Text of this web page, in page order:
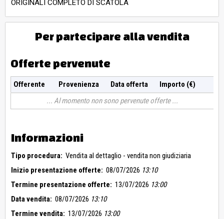
ORIGINALI COMPLETO DI SCATOLA
Per partecipare alla vendita
Offerte pervenute
Offerente Provenienza Data offerta
Importo (€)
Al momento non sono pervenute offerte
Informazioni
Tipo procedura: Vendita al dettaglio - vendita non giudiziaria
Inizio presentazione offerte: 08/07/2026 13:10
Termine presentazione offerte: 13/07/2026 13:00
Data vendita: 08/07/2026 13:10
Termine vendita: 13/07/2026 13:00